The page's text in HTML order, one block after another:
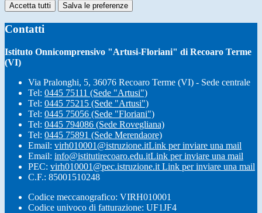
Accetta tutti Salva le preferenze
Contatti
Istituto Onnicomprensivo "Artusi-Floriani" di Recoaro Terme
(VI)
Via Pralonghi, 5, 36076 Recoaro Terme (VI) - Sede centrale
Tel: 0445 75111 (Sede "Artusi")
Tel: 0445 75215 (Sede "Artusi")
Tel: 0445 75056 (Sede "Floriani")
Tel: 0445 794086 (Sede Rovegliana)
Tel: 0445 75891 (Sede Merendaore)
Email: virh010001@istruzione.itLink per inviare una mail
Email: info@istitutirecoaro.edu.itLink per inviare una mail
PEC: virh010001@pec.istruzione.it Link per inviare una mail
C.F.: 85001510248
Codice meccanografico: VIRH010001
Codice univoco di fatturazione: UF1JF4